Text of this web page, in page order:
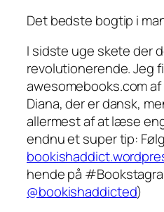
Det bedste bogtip i
I sidste uge skete der
revolutionerende. Jeg
awesomebooks.com
Diana, der er dansk,
allermest af at læse
endnu et super tip:
hende på
@bookishaddicted)